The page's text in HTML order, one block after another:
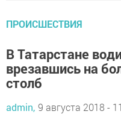
ПРОИСШЕСТВИЯ
В Татарстане
врезавшись на
столб
admin, 9 августа 2018 -